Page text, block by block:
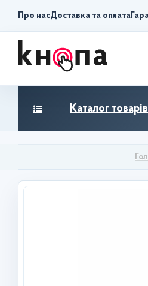
Про насДоставка та оплата
Каталог товарів